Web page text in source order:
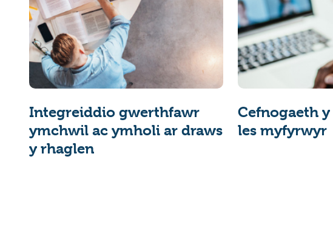
Integreiddio gwerthfawr
ymchwil ac ymholi ar draws
y rhaglen
Cefnogaeth
les myfyrwyr